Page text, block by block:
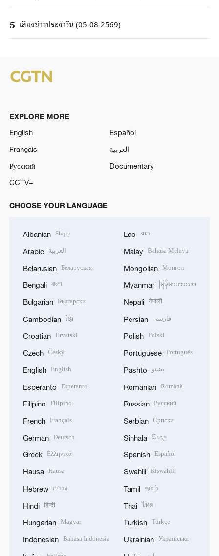
5 เสียงข่าวประจำวัน (05-08-2569)
EXPLORE MORE
English
Español
Français
العربية
Русский
Documentary
CCTV+
CHOOSE YOUR LANGUAGE
Albanian Shqip
Arabic العربية
Belarusian Беларуская
Bengali বাংলা
Bulgarian Български
Cambodian ខ្មែរ
Croatian Hrvatski
Czech Český
English English
Esperanto Esperanto
Filipino Filipino
French Français
German Deutsch
Greek Ελληνικά
Hausa Hausa
Hebrew עברית
Hindi हिन्दी
Hungarian Magyar
Indonesian Bahasa Indonesia
Lao ລາວ
Malay Bahasa Melayu
Mongolian Монгол
Myanmar မြန်မာဘာသာ
Nepali नेपाली
Persian فارسی
Polish Polski
Portuguese Português
Pashto پښتو
Romanian Română
Russian Русский
Serbian Српски
Sinhala සිංහල
Spanish Español
Swahili Kiswahili
Tamil தமிழ்
Thai ไทย
Turkish Türkçe
Ukrainian Українська